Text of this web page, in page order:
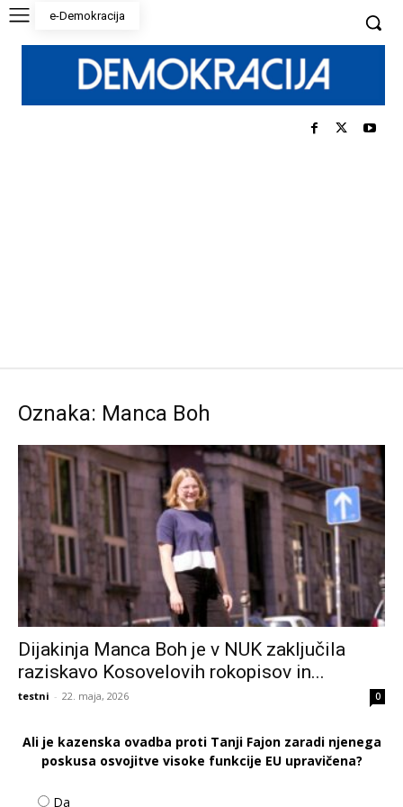
e-Demokracija
Oznaka: Manca Boh
Dijakinja Manca Boh je v NUK zaključila
raziskavo Kosovelovih rokopisov in...
testni - 22. maja, 2026 0
Ali je kazenska ovadba proti Tanji Fajon zaradi njenega
poskusa osvojitve visoke funkcije EU upravičena?
Da